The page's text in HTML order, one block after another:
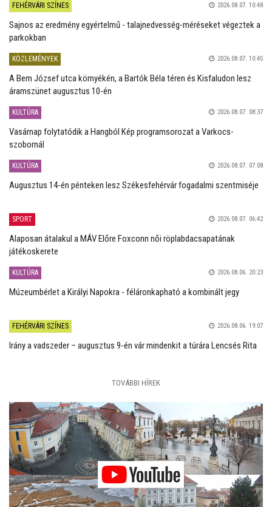
FEHÉRVÁRI SZÍNES 2026.08.07. 10:48
Sajnos az eredmény egyértelmű - talajnedvesség-méréseket végeztek a
parkokban
KÖZLEMÉNYEK 2026.08.07. 10:45
A Bem József utca környékén, a Bartók Béla téren és Kisfaludon lesz
áramszünet augusztus 10-én
KULTÚRA 2026.08.07. 08:37
Vasárnap folytatódik a Hangból Kép programsorozat a Varkocs-
szobornál
KULTÚRA 2026.08.07. 07:08
Augusztus 14-én pénteken lesz Székesfehérvár fogadalmi szentmiséje
SPORT 2026.08.07. 06:42
Alaposan átalakul a MÁV Előre Foxconn női röplabdacsapatának
játékoskerete
KULTÚRA 2026.08.06. 20:23
Múzeumbérlet a Királyi Napokra - féláronkapható a kombinált jegy
FEHÉRVÁRI SZÍNES 2026.08.06. 19:07
Irány a vadszeder – augusztus 9-én vár mindenkit a túrára Lencsés Rita
TOVÁBBI HÍREK